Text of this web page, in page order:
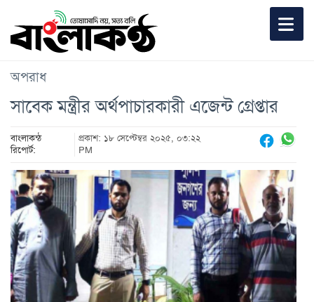
অপরাধ
সাবেক মন্ত্রীর অর্থপাচারকারী এজেন্ট গ্রেপ্তার
বাংলাকন্ঠ
রিপোর্ট:
প্রকাশ: ১৮ সেপ্টেম্বর ২০২৫, ০৩:২২
PM